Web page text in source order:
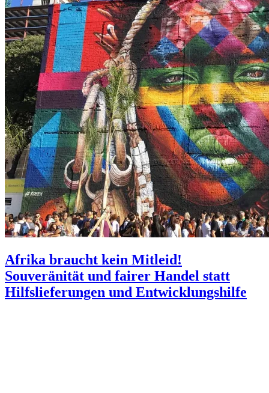
Afrika braucht kein Mitleid!
Souveränität und fairer Handel statt
Hilfslieferungen und Entwicklungshilfe